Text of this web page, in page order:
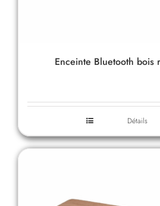
Enceinte Bluetooth bois
Détails